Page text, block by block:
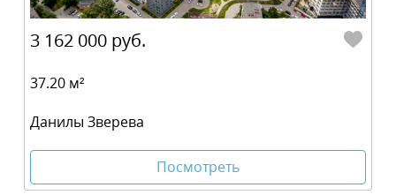
3 162 000 руб.
37.20 м²
Данилы Зверева
Посмотреть